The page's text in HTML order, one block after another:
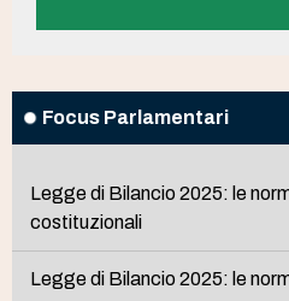
Focus Parlamentari
Legge di Bilancio 2025: le
costituzionali
Legge di Bilancio 2025: le